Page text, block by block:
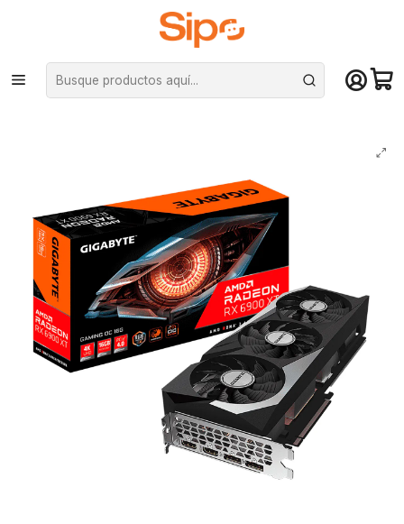
¡Compra hasta mediodía y recibe hoy! De lunes a sábado en el gran
Santiago. Envío gratis desde $29.990
Inicio Componentes PC Tarjeta de vídeo AMD Radeon
Tarjeta de Video Gráfica Gigabyte AMD Radeon RX 6900 XT OC (16GB,
GDDR6, 4K)